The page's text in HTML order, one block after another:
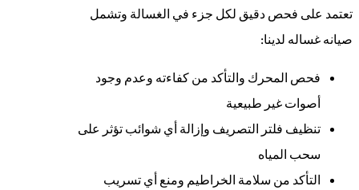
تعتمد على فحص دقيق لكل جزء في الغسالة وتشمل
صيانه غساله لدينا:
فحص المحرك والتأكد من كفاءته وعدم وجود
أصوات غير طبيعية
تنظيف فلتر التصريف وإزالة أي شوائب تؤثر على
سحب المياه
التأكد من سلامة الخراطيم ومنع أي تسريب